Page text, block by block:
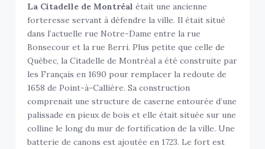
La Citadelle de Montréal était une ancienne
forteresse servant à défendre la ville. Il était situé
dans l’actuelle rue Notre-Dame entre la rue
Bonsecour et la rue Berri. Plus petite que celle de
Québec, la Citadelle de Montréal a été construite par
les Français en 1690 pour remplacer la redoute de
1658 de Point-à-Callière. Sa construction
comprenait une structure de caserne entourée d’une
palissade en pieux de bois et elle était située sur une
colline le long du mur de fortification de la ville. Une
batterie de canons est ajoutée en 1723. Le fort est